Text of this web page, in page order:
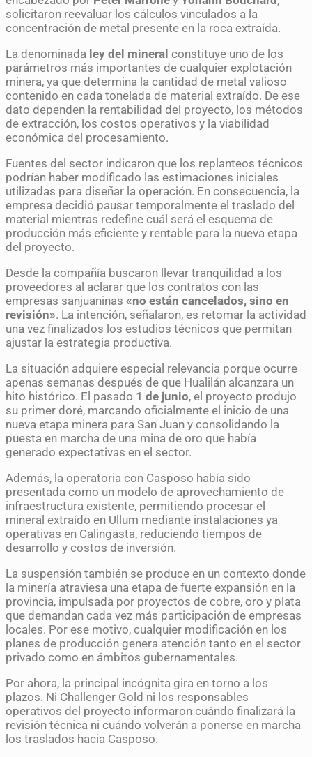
solicitaron reevaluar los cálculos vinculados a la
concentración de metal presente en la roca extraída.
La denominada ley del mineral constituye uno de los
parámetros más importantes de cualquier explotación
minera, ya que determina la cantidad de metal valioso
contenido en cada tonelada de material extraído. De ese
dato dependen la rentabilidad del proyecto, los métodos
de extracción, los costos operativos y la viabilidad
económica del procesamiento.
Fuentes del sector indicaron que los replanteos técnicos
podrían haber modificado las estimaciones iniciales
utilizadas para diseñar la operación. En consecuencia, la
empresa decidió pausar temporalmente el traslado del
material mientras redefine cuál será el esquema de
producción más eficiente y rentable para la nueva etapa
del proyecto.
Desde la compañía buscaron llevar tranquilidad a los
proveedores al aclarar que los contratos con las
empresas sanjuaninas «no están cancelados, sino en
revisión». La intención, señalaron, es retomar la actividad
una vez finalizados los estudios técnicos que permitan
ajustar la estrategia productiva.
La situación adquiere especial relevancia porque ocurre
apenas semanas después de que Hualilán alcanzara un
hito histórico. El pasado 1 de junio, el proyecto produjo
su primer doré, marcando oficialmente el inicio de una
nueva etapa minera para San Juan y consolidando la
puesta en marcha de una mina de oro que había
generado expectativas en el sector.
Además, la operatoria con Casposo había sido
presentada como un modelo de aprovechamiento de
infraestructura existente, permitiendo procesar el
mineral extraído en Ullum mediante instalaciones ya
operativas en Calingasta, reduciendo tiempos de
desarrollo y costos de inversión.
La suspensión también se produce en un contexto donde
la minería atraviesa una etapa de fuerte expansión en la
provincia, impulsada por proyectos de cobre, oro y plata
que demandan cada vez más participación de empresas
locales. Por ese motivo, cualquier modificación en los
planes de producción genera atención tanto en el sector
privado como en ámbitos gubernamentales.
Por ahora, la principal incógnita gira en torno a los
plazos. Ni Challenger Gold ni los responsables
operativos del proyecto informaron cuándo finalizará la
revisión técnica ni cuándo volverán a ponerse en marcha
los traslados hacia Casposo.